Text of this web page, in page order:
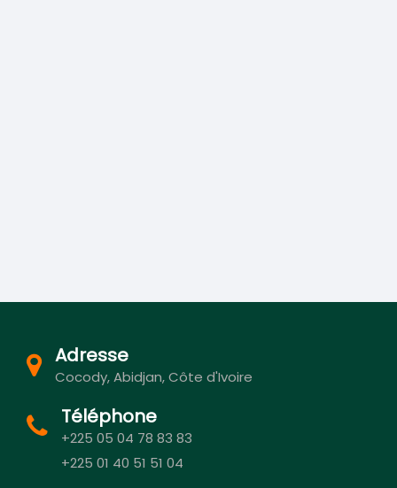
Adresse
Cocody, Abidjan, Côte d'Ivoire
Téléphone
+225 05 04 78 83 83
+225 01 40 51 51 04